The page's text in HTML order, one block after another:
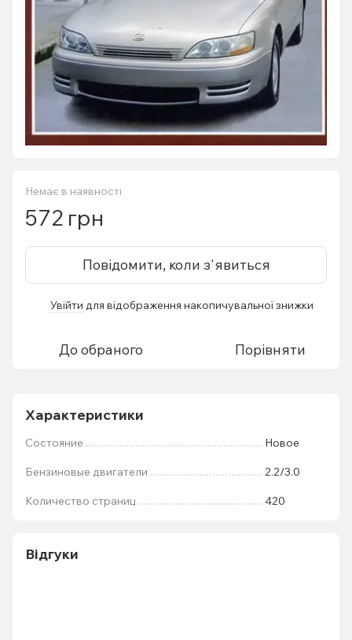
Немає в наявності
572 грн
Повідомити, коли з'явиться
Увійти для відображення накопичувальної знижки
До обраного Порівняти
Характеристики
Состояние Новое
Бензиновые двигатели 2.2/3.0
Количество страниц 420
Відгуки